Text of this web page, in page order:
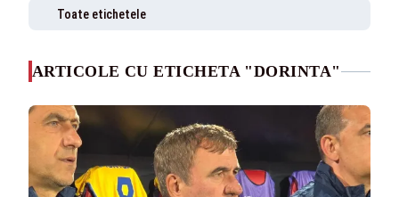
Toate etichetele
ARTICOLE CU ETICHETA "DORINTA"